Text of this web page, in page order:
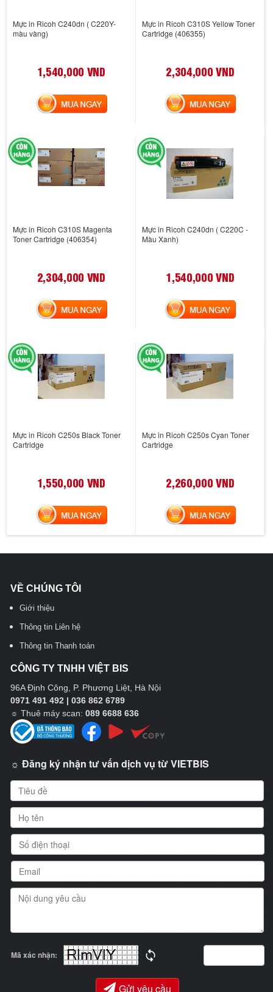
Mực in Ricoh C240dn ( C220Y-
màu vàng)
1,540,000 VND
MUA NGAY
Mực in Ricoh C310S Yellow Toner
Cartridge (406355)
2,304,000 VND
MUA NGAY
Mực in Ricoh C310S Magenta
Toner Cartridge (406354)
2,304,000 VND
MUA NGAY
Mực in Ricoh C240dn ( C220C -
Màu Xanh)
1,540,000 VND
MUA NGAY
Mực in Ricoh C250s Black Toner
Cartridge
1,550,000 VND
MUA NGAY
Mực in Ricoh C250s Cyan Toner
Cartridge
2,260,000 VND
MUA NGAY
VỀ CHÚNG TÔI
Giới thiệu
Thông tin Liên hệ
Thông tin Thanh toán
CÔNG TY TNHH VIỆT BIS
96A Định Công, P. Phương Liệt, Hà Nội
0971 491 492 | 036 862 6789
☼ Thuê máy scan: 089 6688 636
☼ Đăng ký nhận tư vấn dịch vụ từ VIETBIS
Mã xác nhận:
Gửi yêu cầu